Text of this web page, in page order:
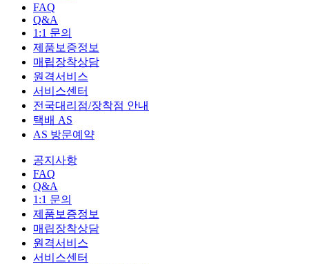
FAQ
Q&A
1:1 문의
제품보증정보
매립장착상담
원격서비스
서비스센터
전국대리점/장착점 안내
택배 AS
AS 방문예약
공지사항
FAQ
Q&A
1:1 문의
제품보증정보
매립장착상담
원격서비스
서비스센터